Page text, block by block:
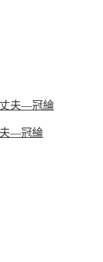
夫—冠綸